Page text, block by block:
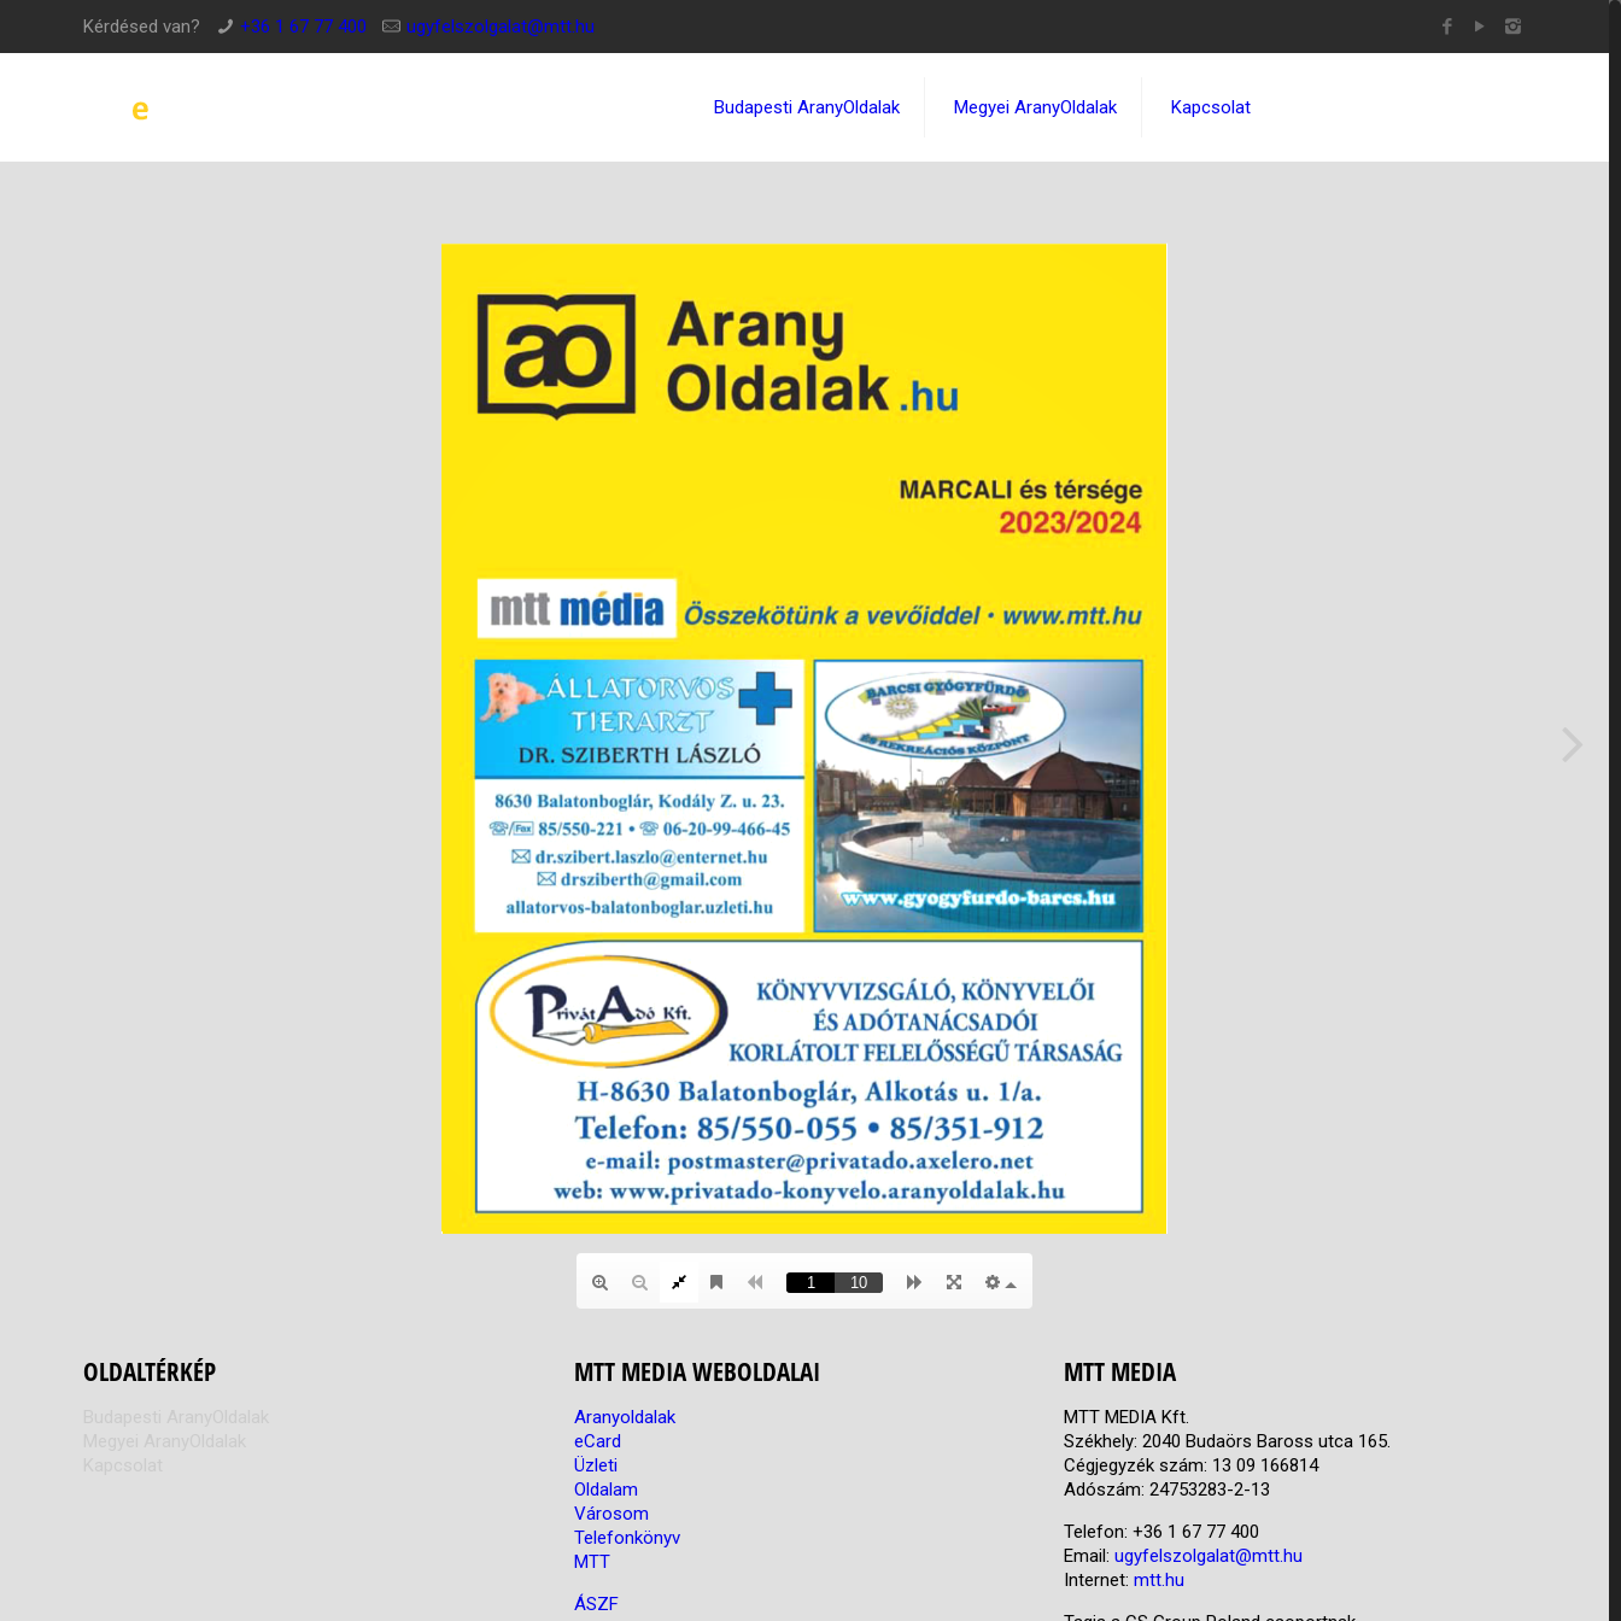
Kérdésed van? +36 1 67 77 400 ugyfelszolgalat@mtt.hu
Budapesti AranyOldalak Megyei AranyOldalak Kapcsolat
OLDALTÉRKÉP MTT MEDIA WEBOLDALAI
Aranyoldalak
eCard
Üzleti
Oldalam
Városom
Telefonkönyv
MTT
ÁSZF
MTT MEDIA
MTT MEDIA Kft.
Székhely: 2040 Budaörs Baross utca 165.
Cégjegyzék szám: 13 09 166814
Adószám: 24753283-2-13
Telefon: +36 1 67 77 400
Email:ugyfelszolgalat@mtt.hu
Internet:mtt.hu